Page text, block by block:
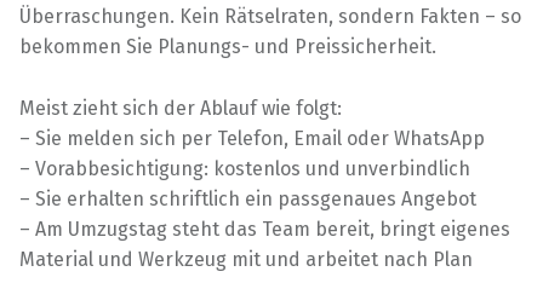
Überraschungen. Kein Rätselraten, sondern Fakten – so
bekommen Sie Planungs- und Preissicherheit.
Meist zieht sich der Ablauf wie folgt:
– Sie melden sich per Telefon, Email oder WhatsApp
– Vorabbesichtigung: kostenlos und unverbindlich
– Sie erhalten schriftlich ein passgenaues Angebot
– Am Umzugstag steht das Team bereit, bringt eigenes
Material und Werkzeug mit und arbeitet nach Plan